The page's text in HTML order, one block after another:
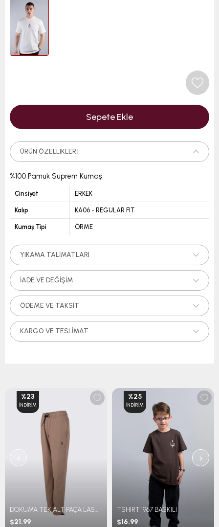
ÜRÜN ÖZELLIKLERI
%100 Pamuk Süprem Kumaş
Cinsiyet ERKEK
Kalıp KA06 - REGULAR FIT
Kumaş Tipi ÖRME
YIKAMA TALIMATLARI
İADE VE DEĞIŞIM
ÖDEME VE TAKSIT
KARGO VE TESLIMAT
DOKUMA TEK ALT PAÇA LASTİKLİ
$21.99
%23
İNDIRIM
TSHİRT 1967 BASKILI
$16.99
%25
İNDIRIM
‹ ›